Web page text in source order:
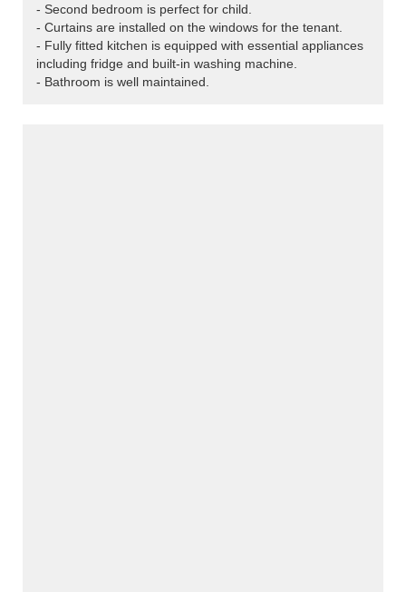
- Second bedroom is perfect for child.
- Curtains are installed on the windows for the tenant.
- Fully fitted kitchen is equipped with essential appliances
including fridge and built-in washing machine.
- Bathroom is well maintained.